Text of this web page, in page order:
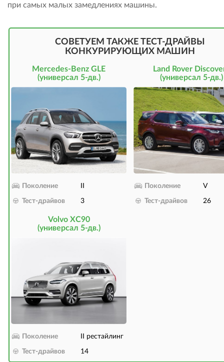
при самых малых замедлениях машины.
СОВЕТУЕМ ТАКЖЕ ТЕСТ-ДРАЙВЫ
КОНКУРИРУЮЩИХ МАШИН
Mercedes-Benz GLE
(универсал 5-дв.)
Поколение
Тест-драйвов 3
Land Rover
(универсал 5-дв.)
Поколение V
Тест-драйвов 26
Volvo XC90
(универсал 5-дв.)
Поколение II рестайлинг
Тест-драйвов 14